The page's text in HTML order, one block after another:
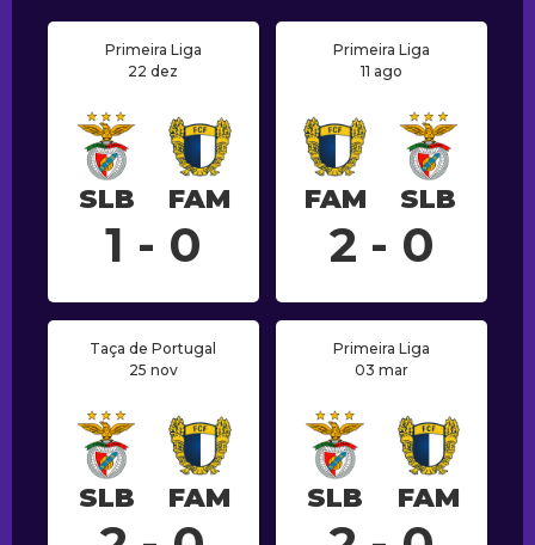
Primeira Liga
22 dez
SLB FAM
1 - 0
Primeira Liga
11 ago
FAM SLB
2 - 0
Taça de Portugal
25 nov
SLB FAM
Primeira Liga
03 mar
SLB FAM